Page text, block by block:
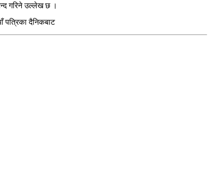
गरिने उल्लेख छ ।
पत्रिका दैनिकबाट